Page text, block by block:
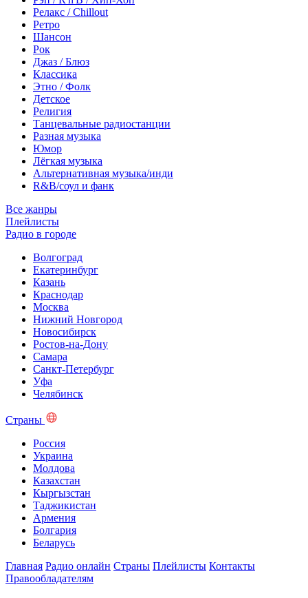
Релакс / Chillout
Ретро
Шансон
Рок
Джаз / Блюз
Классика
Этно / Фолк
Детское
Религия
Танцевальные радиостанции
Разная музыка
Юмор
Лёгкая музыка
Альтернативная музыка/инди
R&B/cоул и фанк
Все жанры
Плейлисты
Радио в городе
Волгоград
Екатеринбург
Казань
Краснодар
Москва
Нижний Новгород
Новосибирск
Ростов-на-Дону
Самара
Санкт-Петербург
Уфа
Челябинск
Страны
Россия
Украина
Молдова
Казахстан
Кыргызстан
Таджикистан
Армения
Болгария
Беларусь
Главная Радио онлайн Страны Плейлисты Контакты
Правообладателям